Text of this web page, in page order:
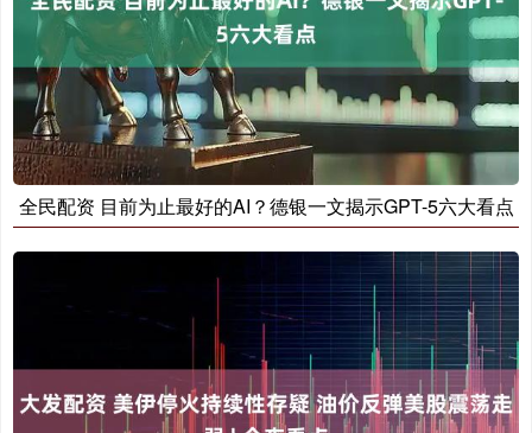
全民配资 目前为止最好的AI？德银一文揭示GPT-5六大看点